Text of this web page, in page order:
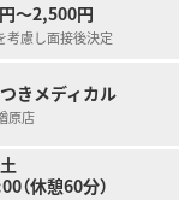
～2,500円
考慮し面接後決定
きメディカル
原店
（休憩60分）